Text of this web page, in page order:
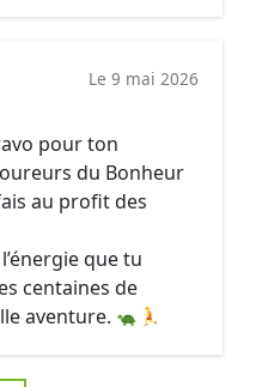
Le 9 mai 2026
pour ton
du Bonheur
au profit des
que tu
centaines de
aventure.